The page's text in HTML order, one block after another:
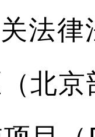
法律
北